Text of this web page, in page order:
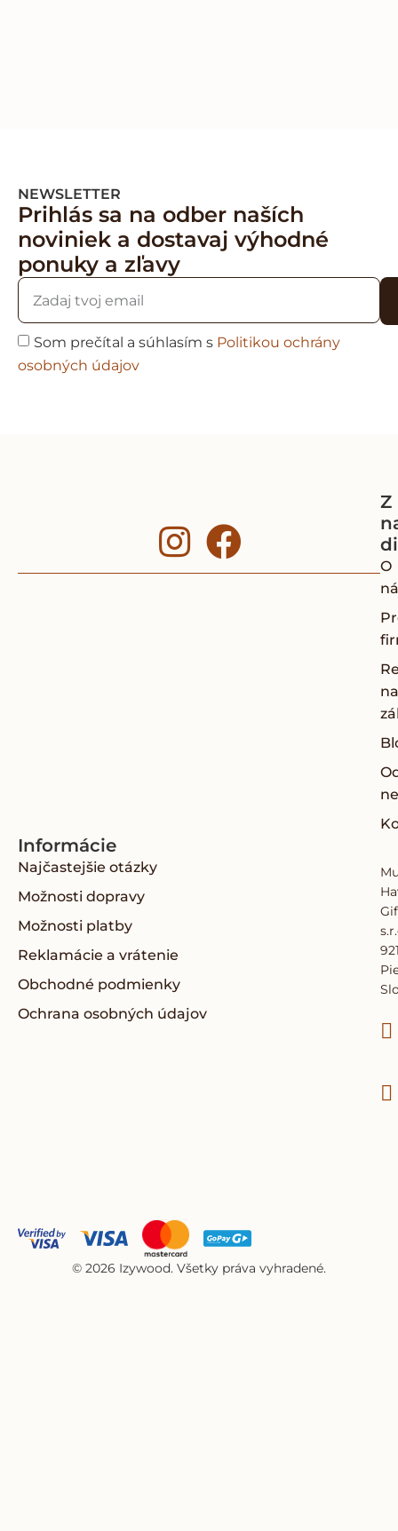
NEWSLETTER
Prihlás sa na odber naších
noviniek a dostavaj výhodné
ponuky a zľavy
Som prečítal a súhlasím s Politikou ochrány
osobných údajov
Z
O
Informácie
Najčastejšie otázky
Možnosti dopravy
Možnosti platby
Reklamácie a vrátenie
Obchodné podmienky
Ochrana osobných údajov
© 2026 Izywood. Všetky práva vyhradené.